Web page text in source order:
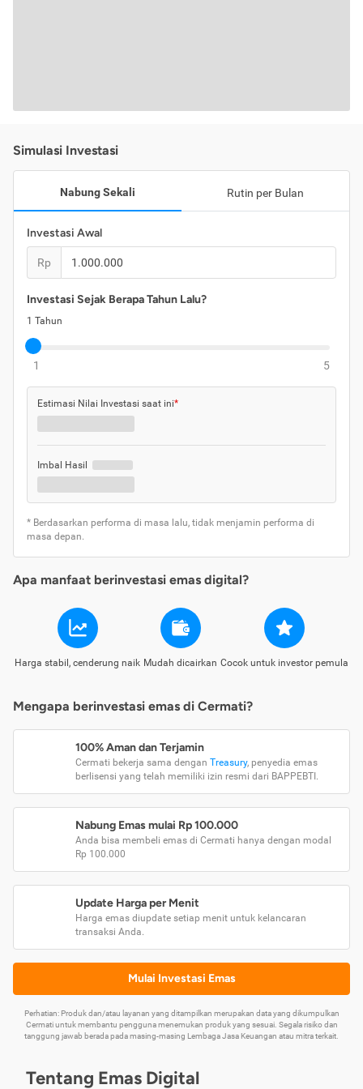
Simulasi Investasi
Nabung Sekali Rutin per Bulan
Investasi Awal
Rp
Investasi Sejak Berapa Tahun Lalu?
1 Tahun
1 5
Estimasi Nilai Investasi saat ini*
Imbal Hasil
* Berdasarkan performa di masa lalu, tidak menjamin performa di
masa depan.
Apa manfaat berinvestasi emas digital?
Harga stabil, cenderung naik Mudah dicairkan Cocok untuk investor pemula
Mengapa berinvestasi emas di Cermati?
100% Aman dan Terjamin
Cermati bekerja sama dengan Treasury, penyedia emas
berlisensi yang telah memiliki izin resmi dari BAPPEBTI.
Nabung Emas mulai Rp 100.000
Anda bisa membeli emas di Cermati hanya dengan modal
Rp 100.000
Update Harga per Menit
Harga emas diupdate setiap menit untuk kelancaran
transaksi Anda.
Mulai Investasi Emas
Perhatian: Produk dan/atau layanan yang ditampilkan merupakan data yang dikumpulkan
Cermati untuk membantu pengguna menemukan produk yang sesuai. Segala risiko dan
tanggung jawab berada pada masing-masing Lembaga Jasa Keuangan atau mitra terkait.
Tentang Emas Digital